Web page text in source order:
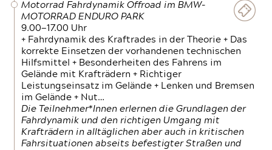
Motorrad Fahrdynamik Offroad im BMW-
MOTORRAD ENDURO PARK
9.00—17.00 Uhr
+ Fahrdynamik des Kraftrades in der Theorie + Das
korrekte Einsetzen der vorhandenen technischen
Hilfsmittel + Besonderheiten des Fahrens im
Gelände mit Krafträdern + Richtiger
Leistungseinsatz im Gelände + Lenken und Bremsen
im Gelände + Nut…
Die Teilnehmer*Innen erlernen die Grundlagen der
Fahrdynamik und den richtigen Umgang mit
Krafträdern in alltäglichen aber auch in kritischen
Fahrsituationen abseits befestigter Straßen und